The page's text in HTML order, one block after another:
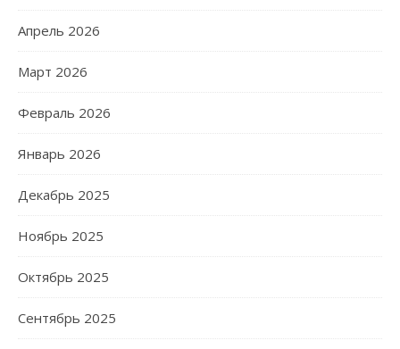
Апрель 2026
Март 2026
Февраль 2026
Январь 2026
Декабрь 2025
Ноябрь 2025
Октябрь 2025
Сентябрь 2025